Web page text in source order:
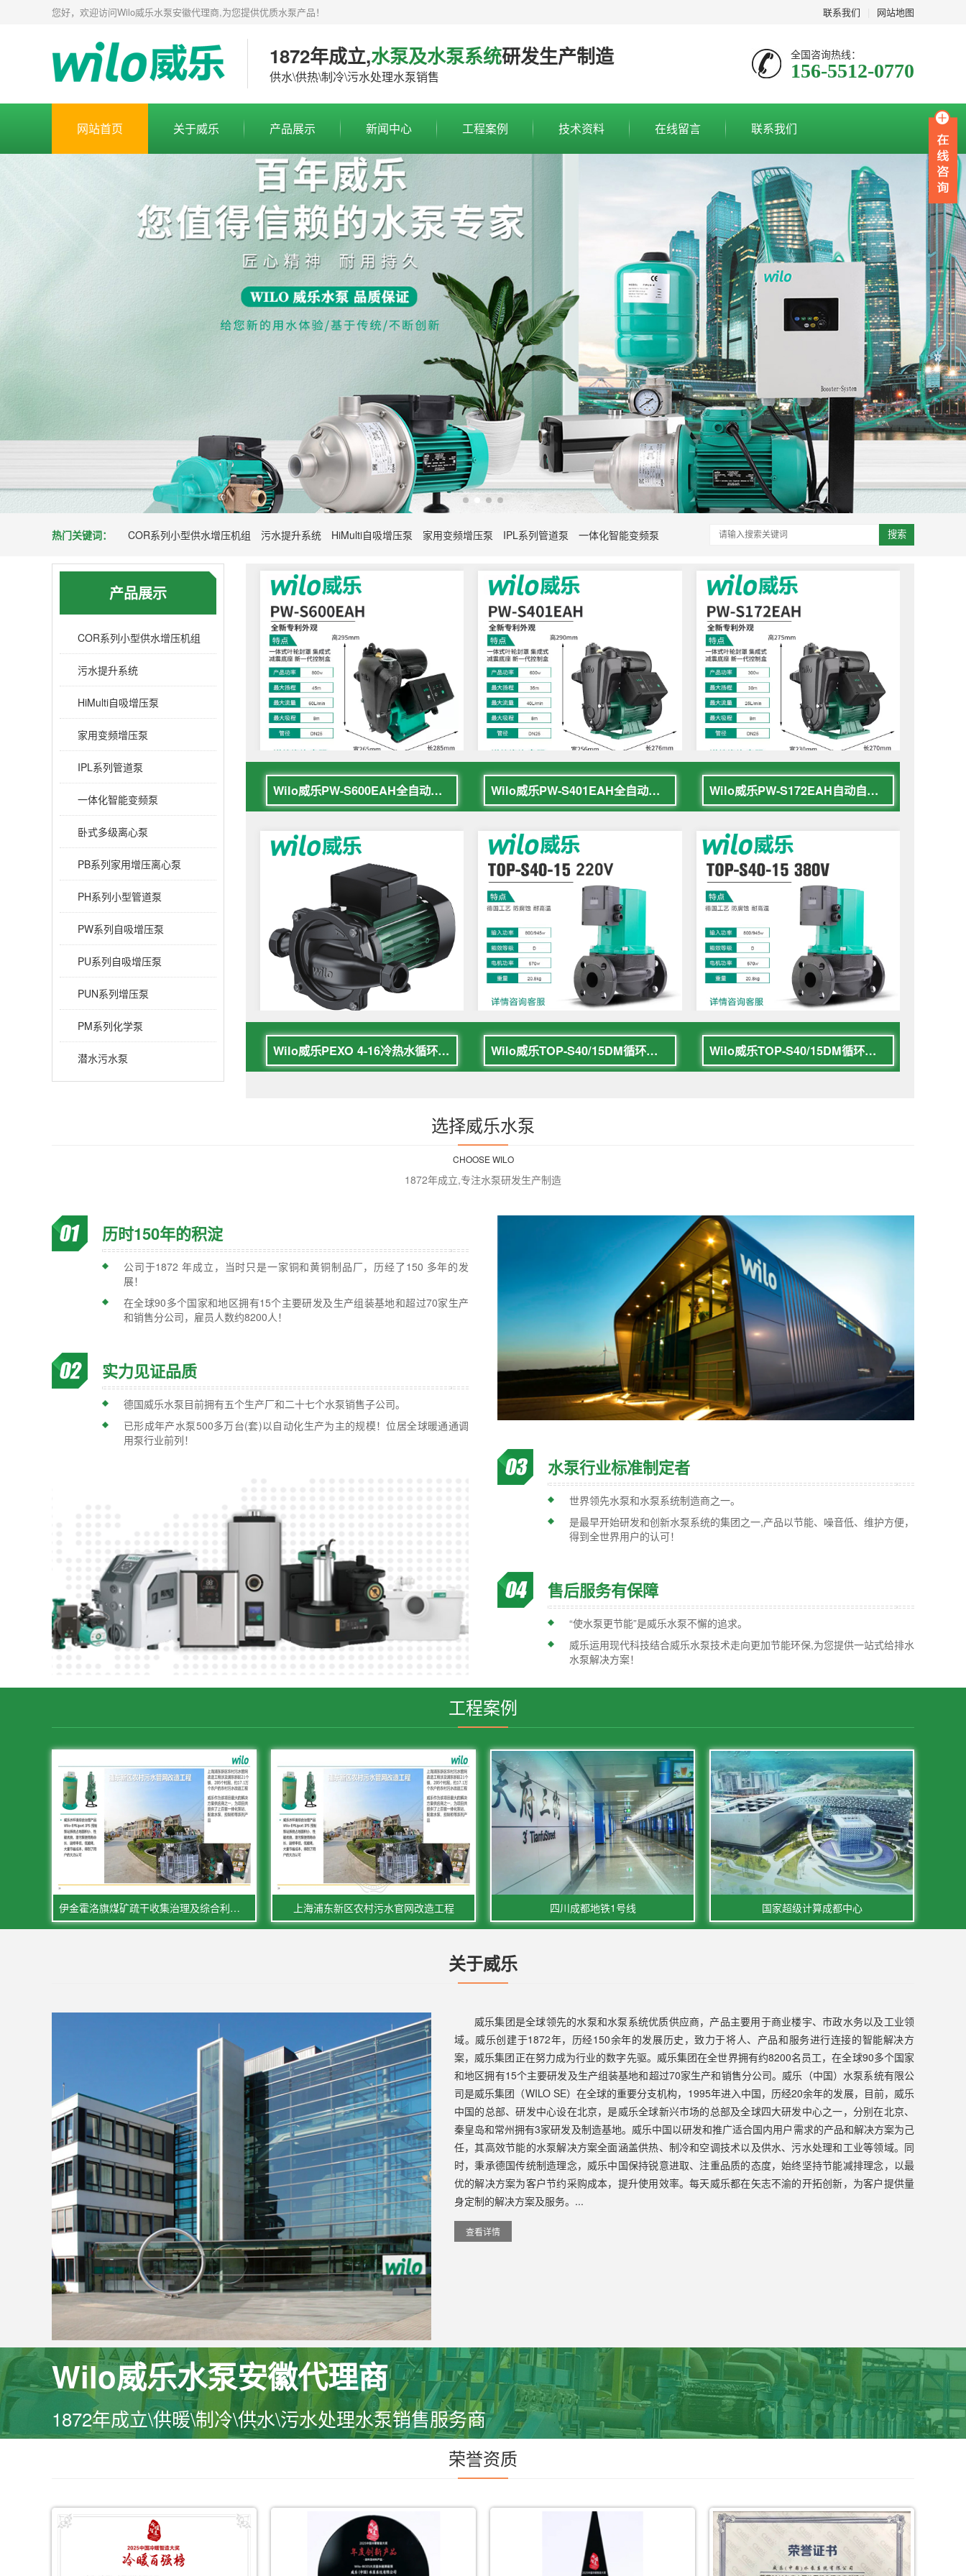
联系我们 网站地图
您好，欢迎访问Wilo威乐水泵安徽代理商,为您提供优质水泵产品！
1872年成立,水泵及水泵系统研发生产制造
供水\供热\制冷\污水处理水泵销售
全国咨询热线：
156-5512-0770
网站首页 关于威乐 产品展示 新闻中心 工程案例 技术资料 在线留言 联系我们
热门关键词： COR系列小型供水增压机组 污水提升系统 HiMulti自吸增压泵 家用变频增压泵 IPL系列管道泵 一体化智能变频泵 搜索
产品展示
COR系列小型供水增压机组
污水提升系统
HiMulti自吸增压泵
家用变频增压泵
IPL系列管道泵
一体化智能变频泵
卧式多级离心泵
PB系列家用增压离心泵
PH系列小型管道泵
PW系列自吸增压泵
PU系列自吸增压泵
PUN系列增压泵
PM系列化学泵
潜水污水泵
Wilo威乐PW-S600EAH全自动增压泵 Wilo威乐PW-S401EAH全自动增压泵 Wilo威乐PW-S172EAH自动自吸增压泵
Wilo威乐PEXO 4-16冷热水循环增压泵 Wilo威乐TOP-S40/15DM循环屏蔽泵 Wilo威乐TOP-S40/15DM循环屏蔽泵
选择威乐水泵
CHOOSE WILO
1872年成立,专注水泵研发生产制造
历时150年的积淀
公司于1872 年成立，当时只是一家铜和黄铜制品厂，历经了150 多年的发
展！
在全球90多个国家和地区拥有15个主要研发及生产组装基地和超过70家生产
和销售分公司，雇员人数约8200人！
实力见证品质
德国威乐水泵目前拥有五个生产厂和二十七个水泵销售子公司。
已形成年产水泵500多万台(套)以自动化生产为主的规模！位居全球暖通通调
用泵行业前列！
水泵行业标准制定者
世界领先水泵和水泵系统制造商之一。
是最早开始研发和创新水泵系统的集团之一,产品以节能、噪音低、维护方便，
得到全世界用户的认可！
售后服务有保障
“使水泵更节能”是威乐水泵不懈的追求。
威乐运用现代科技结合威乐水泵技术走向更加节能环保,为您提供一站式给排水
水泵解决方案！
工程案例
伊金霍洛旗煤矿疏干收集治理及综合利用工程 上海浦东新区农村污水官网改造工程 四川成都地铁1号线 国家超级计算成都中心
关于威乐
威乐集团是全球领先的水泵和水泵系统优质供应商，产品主要用于商业楼宇、市政水务以及工业领
域。威乐创建于1872年，历经150余年的发展历史，致力于将人、产品和服务进行连接的智能解决方
案，威乐集团正在努力成为行业的数字先驱。威乐集团在全世界拥有约8200名员工，在全球90多个国家
和地区拥有15个主要研发及生产组装基地和超过70家生产和销售分公司。威乐（中国）水泵系统有限公
司是威乐集团（WILO SE）在全球的重要分支机构，1995年进入中国，历经20余年的发展，目前，威乐
中国的总部、研发中心设在北京，是威乐全球新兴市场的总部及全球四大研发中心之一，分别在北京、
秦皇岛和常州拥有3家研发及制造基地。威乐中国以研发和推广适合国内用户需求的产品和解决方案为己
任，其高效节能的水泵解决方案全面涵盖供热、制冷和空调技术以及供水、污水处理和工业等领域。同
时，秉承德国传统制造理念，威乐中国保持锐意进取、注重品质的态度，始终坚持节能减排理念，以最
优的解决方案为客户节约采购成本，提升使用效率。每天威乐都在矢志不渝的开拓创新，为客户提供量
身定制的解决方案及服务。...
查看详情
Wilo威乐水泵安徽代理商
1872年成立\供暖\制冷\供水\污水处理水泵销售服务商
荣誉资质